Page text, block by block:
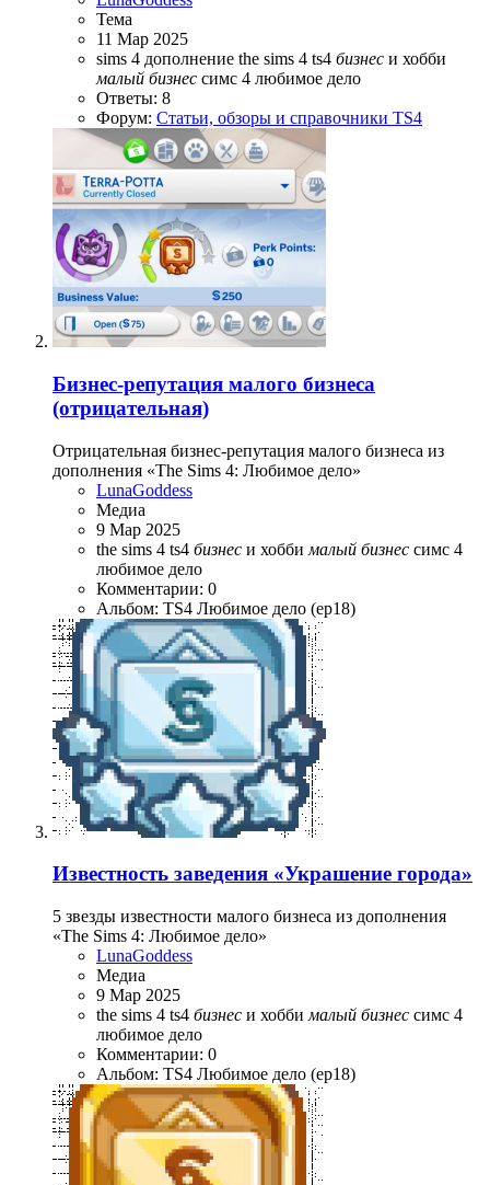
Тема
11 Мар 2025
sims 4 дополнение the sims 4 ts4 бизнес и хобби
малый бизнес симс 4 любимое дело
Ответы: 8
Форум: Статьи, обзоры и справочники TS4
Бизнес-репутация малого бизнеса
(отрицательная)
Отрицательная бизнес-репутация малого бизнеса из
дополнения «The Sims 4: Любимое дело»
LunaGoddess
Медиа
9 Мар 2025
the sims 4 ts4 бизнес и хобби малый бизнес симс 4
любимое дело
Комментарии: 0
Альбом: TS4 Любимое дело (ep18)
Известность заведения «Украшение города»
5 звезды известности малого бизнеса из дополнения
«The Sims 4: Любимое дело»
LunaGoddess
Медиа
9 Мар 2025
the sims 4 ts4 бизнес и хобби малый бизнес симс 4
любимое дело
Комментарии: 0
Альбом: TS4 Любимое дело (ep18)